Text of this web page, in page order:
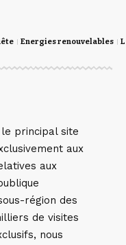
Energies renouvelables
principal site
aux
aux
région des
de visites
nous